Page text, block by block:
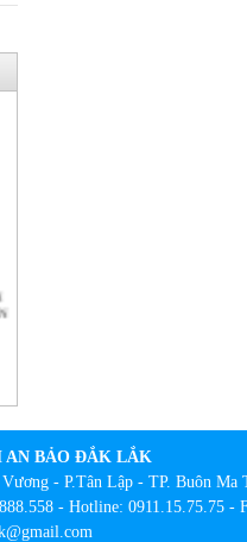
AN BẢO ĐẮK LẮK
- P.Tân Lập - TP. Buôn Ma
- Hotline: 0911.15.75.75 -